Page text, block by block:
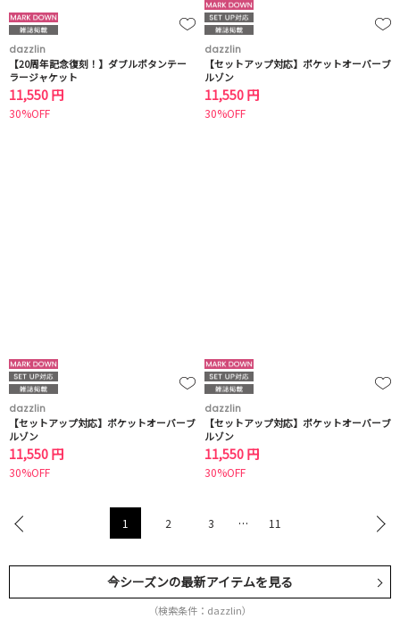
dazzlin
【20周年記念復刻！】ダブルボタンテー
ラージャケット
11,550 円
30%OFF
dazzlin
【セットアップ対応】ポケットオーバーブ
ルゾン
11,550 円
30%OFF
dazzlin
【セットアップ対応】ポケットオーバーブ
ルゾン
11,550 円
30%OFF
dazzlin
【セットアップ対応】ポケットオーバーブ
ルゾン
11,550 円
30%OFF
1 2 3 … 11
今シーズンの最新アイテムを見る
（検索条件：dazzlin）